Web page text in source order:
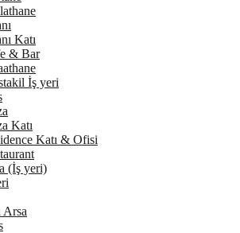
Katı
& Bar
İş yeri
Katı
Katı & Ofisi
(İş yeri)
Arsa